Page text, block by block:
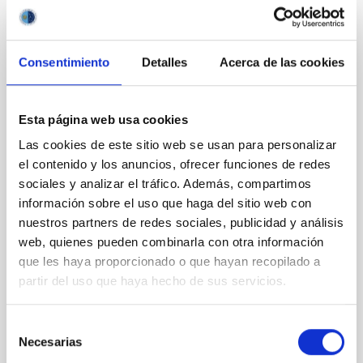
Consentimiento Detalles Acerca de las cookies
Esta página web usa cookies
Las cookies de este sitio web se usan para personalizar
el contenido y los anuncios, ofrecer funciones de redes
sociales y analizar el tráfico. Además, compartimos
información sobre el uso que haga del sitio web con
nuestros partners de redes sociales, publicidad y análisis
web, quienes pueden combinarla con otra información
que les haya proporcionado o que hayan recopilado a
partir del uso que haya hecho de sus servicios.
Necesarias
CON ÁRBITRO
Magnetic Field Alignment with Dense
Cores in the Transition between Cloud and
we expect to see alignments between the magnetic
field orientation of star-forming dense cores and the
cloud-scale magnetic field. A. Pandhi et al. showed
instead, however, that the orientation of cores and
their angular momentum vectors appear random
with respect to the larger-scale magnetic
Yin, Sean et al.
BIBCODE